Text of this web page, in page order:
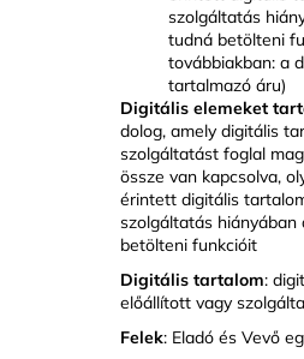
szolgáltatás
tudná betölteni
továbbiakban: a
tartalmazó áru)
Digitális elemeket
dolog, amely digitális
szolgáltatást foglal
össze van kapcsolva,
érintett digitális
szolgáltatás
betölteni funkcióit
Digitális tartalom:
előállított vagy
Felek: Eladó és Vevő